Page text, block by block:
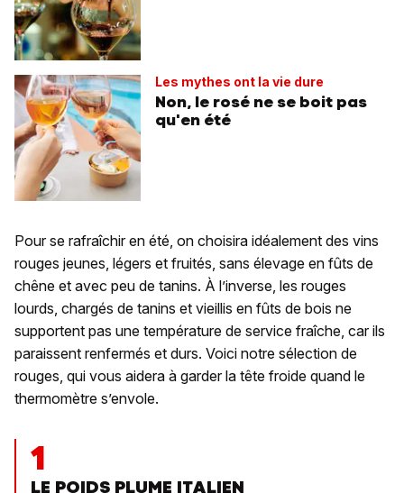
Les mythes ont la vie dure
Non, le rosé ne se boit pas
qu'en été
Pour se rafraîchir en été, on choisira idéalement des vins
rouges jeunes, légers et fruités, sans élevage en fûts de
chêne et avec peu de tanins. À l’inverse, les rouges
lourds, chargés de tanins et vieillis en fûts de bois ne
supportent pas une température de service fraîche, car ils
paraissent renfermés et durs. Voici notre sélection de
rouges, qui vous aidera à garder la tête froide quand le
thermomètre s’envole.
1
LE POIDS PLUME ITALIEN